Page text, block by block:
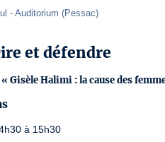
- Auditorium (Pessac)
et défendre
« Gisèle Halimi : la cause des
à 15h30